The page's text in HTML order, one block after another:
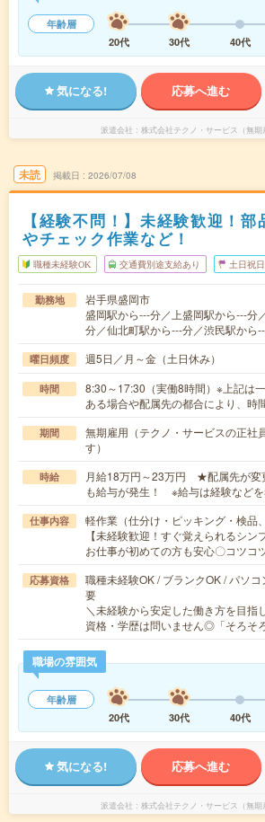
年齢層
20代
30代 40代
気になる! 応募へ進む
派遣会社 株式会社テクノ・サービス（無期
未読 掲載日 2026/07/08
【経験不問！】未経験歓迎！部
やチェック作業など！
職種未経験OK 交通費別途支給あり 土日祝
勤務地
岩手県盛岡市
盛岡駅から---分／上盛岡駅から---分
分／仙北町駅から---分／渋民駅から
曜日頻度 週5日／月～金（土日休み）
時間
8:30～17:30（実働8時間）※上記は
ある場合や配属先の都合により、時
期間
無期雇用（テクノ・サービスの正社
す）
時給
月給18万円～23万円 ★配属先が変
も給与が発生！ ※給与は経験など
仕事内容
軽作業（仕分け・ピッキング・検品
【未経験歓迎！すぐ覚えられるシ
お仕事が初めての方も安心〇コツコ
応募資格
職種未経験OK / ブランクOK / パソ
要
＼未経験から安定した働き方を目指
資格・学歴は問いません◎「そろそ
職場の雰囲気
年齢層
20代
30代 40代
気になる! 応募へ進む
派遣会社 株式会社テクノ・サービス（無期